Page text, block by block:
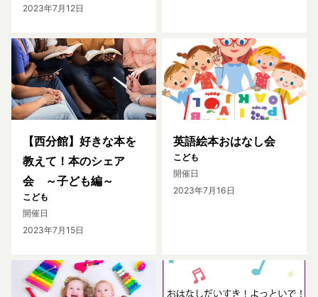
2023年7月12日
【西分館】好きな本を
教えて！本のシェア
会 ～子ども編～
こども
開催日
2023年7月15日
英語絵本おはなし会
こども
開催日
2023年7月16日